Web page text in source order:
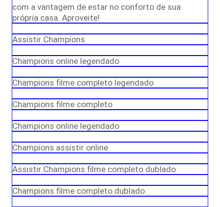
com a vantagem de estar no conforto de sua
própria casa. Aproveite!
Assistir Champions
Champions online legendado
Champions filme completo legendado
Champions filme completo
Champions online legendado
Champions assistir online
Assistir Champions filme completo dublado
Champions filme completo dublado